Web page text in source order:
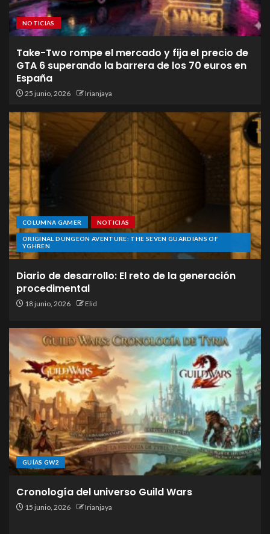
NOTICIAS
Take-Two rompe el mercado y fija el precio de
GTA 6 superando la barrera de los 70 euros en
España
25 junio, 2026 Irianjaya
COLUMNA GAMER NOTICIAS
ORIGINAL DUNGEON AVENTURE: THE SEVEN GUARDIANS OF
YGHREN
Diario de desarrollo: El reto de la generación
procedimental
18 junio, 2026 Elid
GUÍAS GW2
Cronología del universo Guild Wars
15 junio, 2026 Irianjaya